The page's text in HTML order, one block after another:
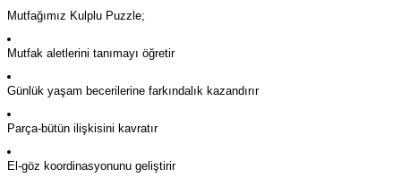
Mutfağımız Kulplu Puzzle;
Mutfak aletlerini tanımayı öğretir
Günlük yaşam becerilerine farkındalık kazandırır
Parça-bütün ilişkisini kavratır
El-göz koordinasyonunu geliştirir